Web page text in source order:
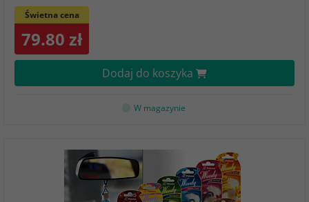
Świetna cena
79.80 zł
Dodaj do koszyka
W magazynie